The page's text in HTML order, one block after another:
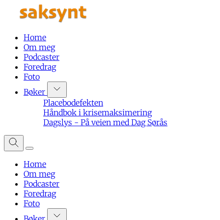
Home
Om meg
Podcaster
Foredrag
Foto
Bøker
Placebodefekten
Håndbok i krisemaksimering
Dagslys - På veien med Dag Sørås
Home
Om meg
Podcaster
Foredrag
Foto